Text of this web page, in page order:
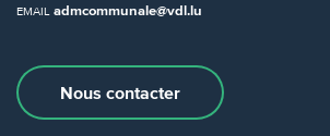
EMAIL admcommunale@vdl.lu
Nous contacter